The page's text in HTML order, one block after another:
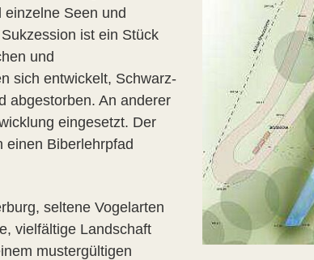
einzelne Seen und
ist ein Stück
und
sich entwickelt, Schwarz-
abgestorben. An anderer
eingesetzt. Der
einen Biberlehrpfad
seltene Vogelarten
vielfältige Landschaft
mustergültigen